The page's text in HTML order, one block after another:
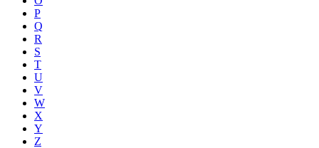
P
Q
R
S
T
U
V
W
X
Y
Z